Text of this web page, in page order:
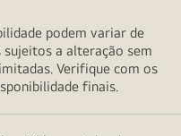
podem variar de
a alteração sem
Verifique com os
finais.